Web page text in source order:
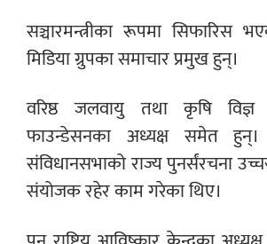
सञ्चारमन्त्रीका रूपमा
मिडिया ग्रुपका समाचार प्रमुख हुन्।
वरिष्ठ जलवायु तथा कृषि विज्ञ
फाउन्डेसनका अध्यक्ष समेत
संविधानसभाको राज्य पुनर्संरचना
संयोजक रहेर काम गरेका थिए।